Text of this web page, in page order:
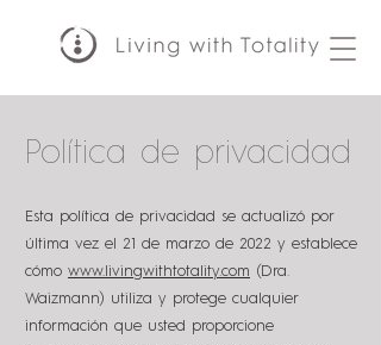
Política de privacidad
Esta política de privacidad se actualizó por
última vez el 21 de marzo de 2022 y establece
cómo www.livingwithtotality.com (Dra.
Waizmann) utiliza y protege cualquier
información que usted proporcione